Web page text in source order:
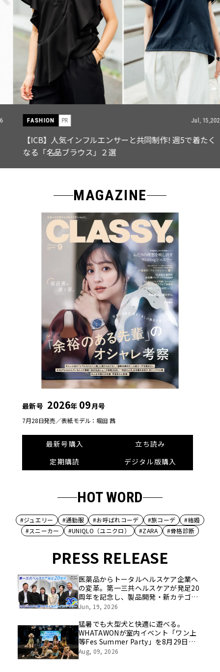
FASHION PR Jul, 15,2026
【ICB】人気インフルエンサーと共同制作! 週5で着たく
なる「名品ブラウス」２選
MAGAZINE
最新号 2026年 09月号
7月28日発売／表紙モデル：堀田 茜
最新号購入
立ち読み
定期購読
デジタル版購入
HOT WORD
#ジュエリー #通勤服 #お呼ばれコーデ #旅コーデ
#結婚
#スニーカー
#UNIQLO（ユニクロ） #ZARA #骨格診断
PRESS RELEASE
医薬品からトータルヘルスケア企業へ
の変革。第一三共ヘルスケアが発足20
周年を記念し、製品開発・新カテゴリ
挑戦の舞台や旧社統合時のエピソード
像を公開！
Jun, 19, 2026
猛暑でも大型犬と快適に遊べる。
WHATAWONが室内イベント「ワン上
等Fes Summer Party」を8月29日開
催
Aug, 09, 2026